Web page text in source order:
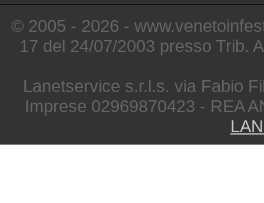
© 2005 - 2026 -
17 del 24/07/2003 presso Trib.
Lanetservice s.r.l.s. via Fabio
Imprese 02969870423 - REA